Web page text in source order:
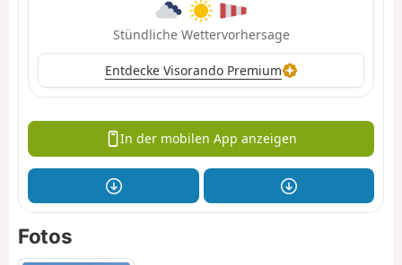
Stündliche Wettervorhersage
Entdecke Visorando Premium
In der mobilen App anzeigen
Fotos